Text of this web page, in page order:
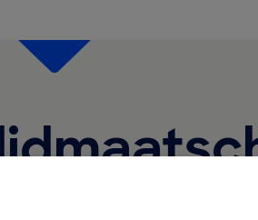
dat het beste bij je past